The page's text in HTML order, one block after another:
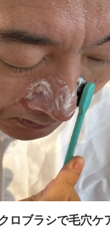
ロブラシで毛穴ケ